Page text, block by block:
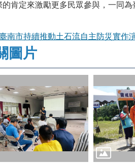
的肯定來激勵更多民眾參與，一同
南市持續推動土石流自主防災實作
圖片